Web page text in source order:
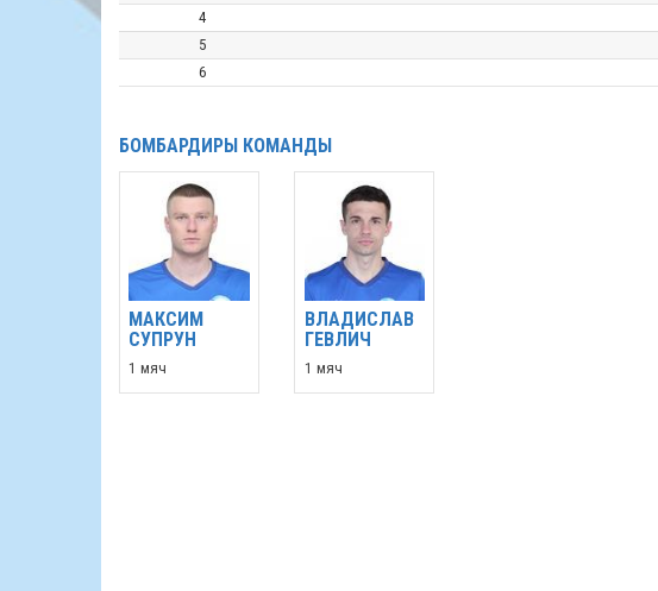
4
5
6
БОМБАРДИРЫ КОМАНДЫ
МАКСИМ
СУПРУН
1 мяч
ВЛАДИСЛАВ
ГЕВЛИЧ
1 мяч